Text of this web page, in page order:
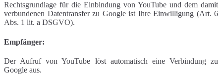
Rechtsgrundlage für die Einbindung von YouTube und dem damit
verbundenen Datentransfer zu Google ist Ihre Einwilligung (Art. 6
Abs. 1 lit. a DSGVO).
Empfänger:
Der Aufruf von YouTube löst automatisch eine Verbindung zu
Google aus.